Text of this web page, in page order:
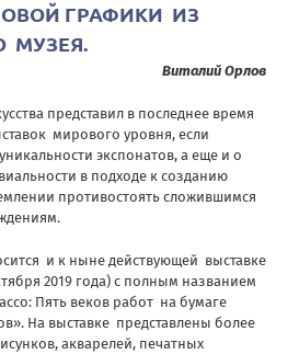
ГРАФИКИ ИЗ
МУЗЕЯ.
Виталий Орлов
представил в последнее время
мирового уровня, если
экспонатов, а еще и о
в подходе к созданию
противостоять сложившимся
и к ныне действующей выставке
2019 года) с полным названием
Пять веков работ на бумаге
На выставке представлены более
акварелей, печатных